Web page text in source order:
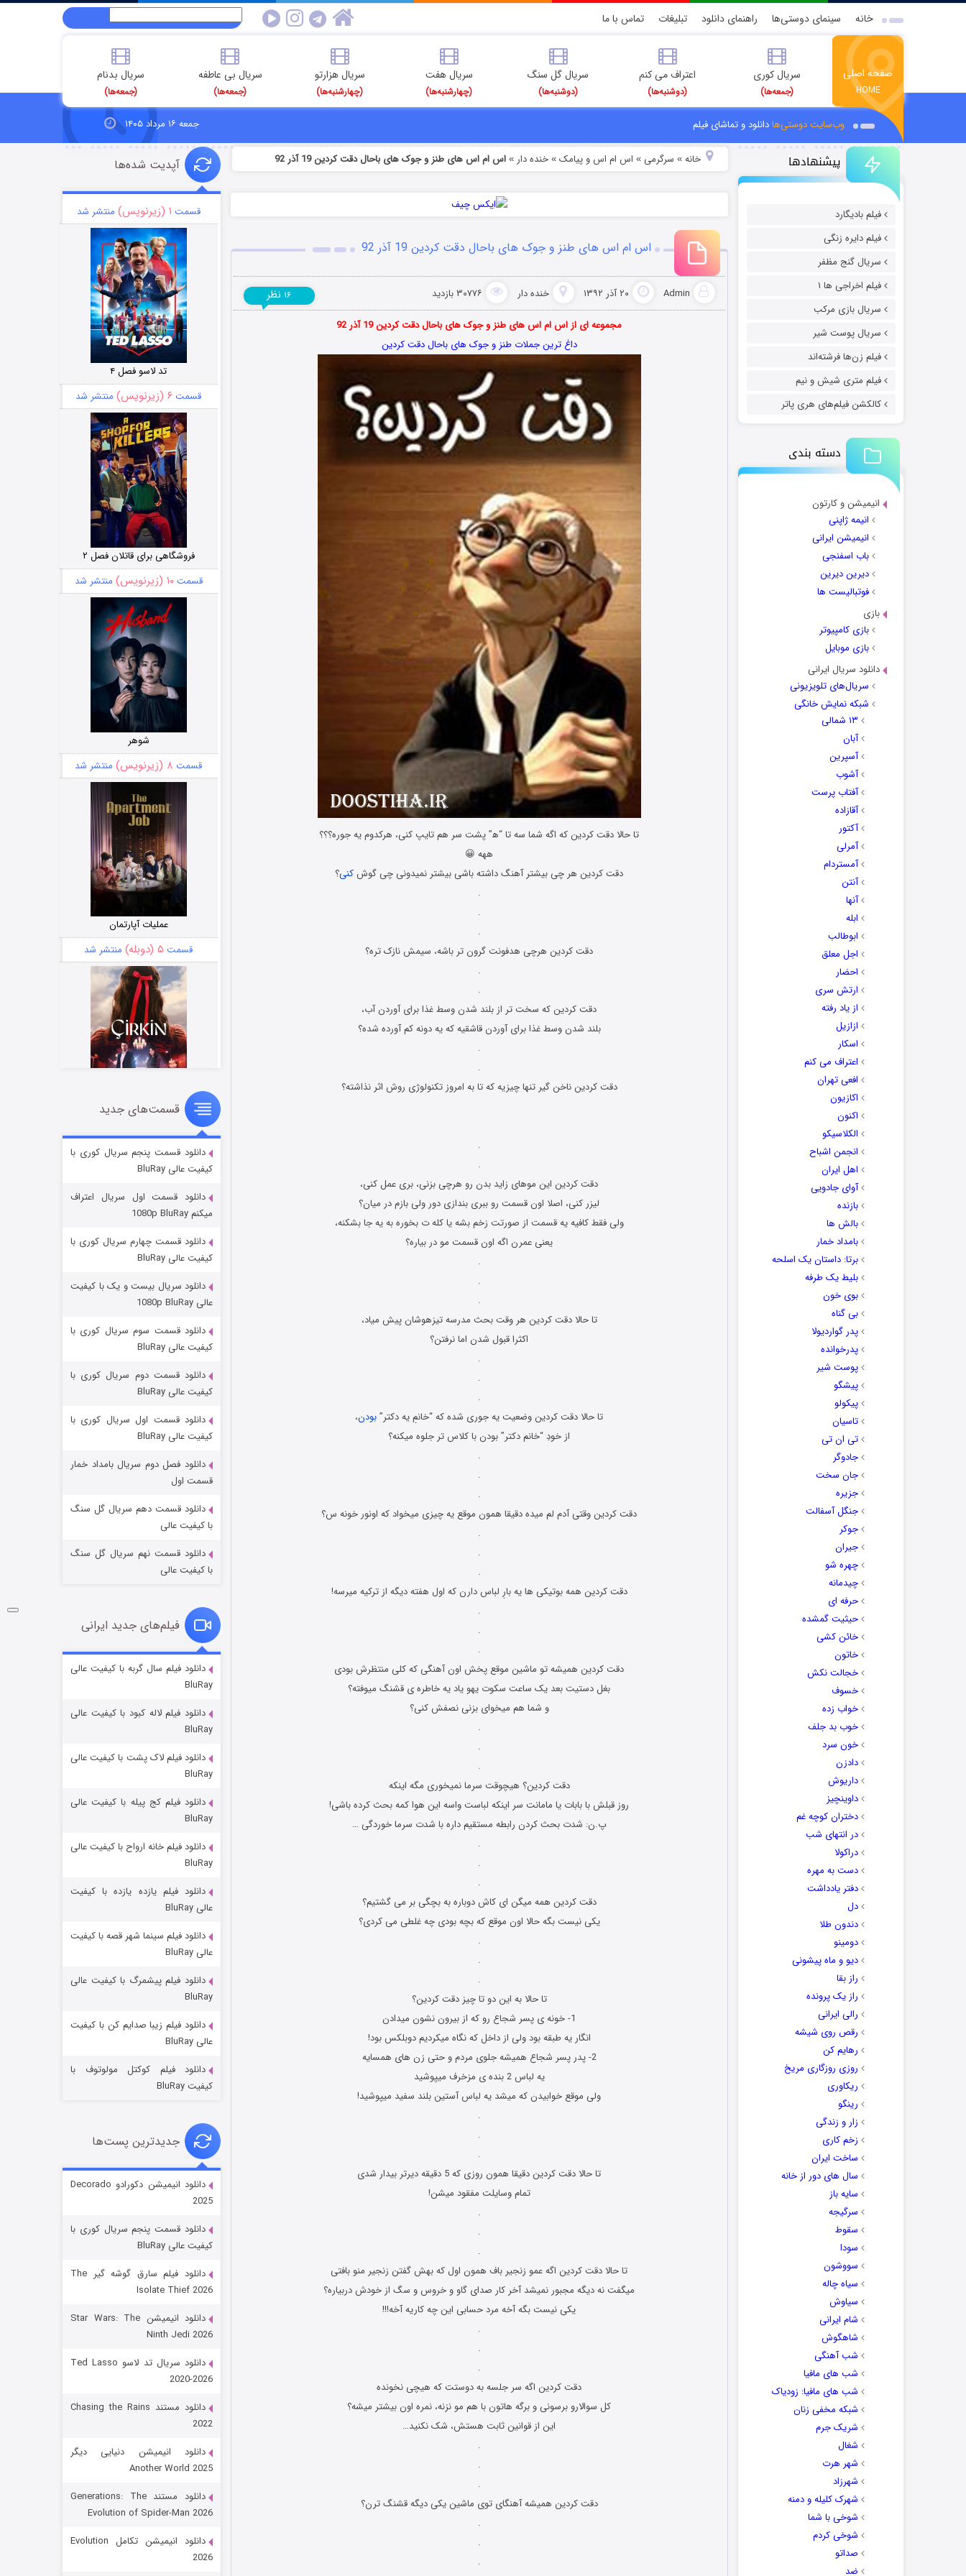
خانه سینمای دوستی‌ها راهنمای دانلود تبلیغات تماس با ما
صفحه اصلی
HOME
سریال کوری
(جمعه‌ها)
اعتراف می کنم
(دوشنبه‌ها)
سریال گل سنگ
(دوشنبه‌ها)
سریال هفت
(چهارشنبه‌ها)
سریال هزارتو
(چهارشنبه‌ها)
سریال بی عاطفه
(جمعه‌ها)
سریال بدنام
(جمعه‌ها)
وب‌سایت دوستی‌هادانلود و تماشای فیلم جمعه ۱۶ مرداد ۱۴۰۵
پیشنهادها
فیلم بادیگارد
فیلم دایره زنگی
سریال گنج مظفر
فیلم اخراجی ها ۱
سریال بازی مرکب
سریال پوست شیر
فیلم زن‌ها فرشته‌اند
فیلم متری شیش و نیم
کالکشن فیلم‌های هری پاتر
دسته بندی
انیمیشن و کارتون
انیمه ژاپنی
انیمیشن ایرانی
باب اسفنجی
دیرین دیرین
فوتبالیست ها
بازی
بازی کامپیوتر
بازی موبایل
دانلود سریال ایرانی
سریال‌های تلویزیونی
شبکه نمایش خانگی
۱۳ شمالی
آبان
آسپرین
آشوب
آفتاب پرست
آقازاده
آکتور
آمرلی
آمستردام
آنتن
آنها
ابله
ابوطالب
اجل معلق
احضار
ارتش سری
از یاد رفته
ازازیل
اسکار
اعتراف می کنم
افعی تهران
اکازیون
اکنون
الکلاسیکو
انجمن اشباح
اهل ایران
آوای جادویی
بازنده
بالش ها
بامداد خمار
برتا: داستان یک اسلحه
بلیط یک‌‌ طرفه
بوی خون
بی گناه
پدر گواردیولا
پدرخوانده
پوست شیر
پیشگو
پیکولو
تاسیان
تی ان تی
جادوگر
جان سخت
جزیره
جنگل آسفالت
جوکر
جیران
چهره شو
چیدمانه
حرفه ای
حیثیت گمشده
خائن کشی
خاتون
خجالت نکش
خسوف
خواب زده
خوب بد جلف
خون سرد
دادزن
داریوش
داوینچیز
دختران کوچه غم
در انتهای شب
دراکولا
دست به مهره
دفتر یادداشت
دل
دندون طلا
دومینو
دیو و ماه پیشونی
راز بقا
راز یک پرونده
رالی ایرانی
رقص روی شیشه
رهایم کن
روزی روزگاری مریخ
ریکاوری
رینگو
زار و زندگی
زخم کاری
ساخت ایران
سال های دور از خانه
سایه باز
سرگیجه
سقوط
سودا
سووشون
سیاه چاله
سیاوش
شام ایرانی
شاهگوش
شب آهنگی
شب های مافیا
شب های مافیا: زودیاک
شبکه مخفی زنان
شریک جرم
شغال
شهر هرت
شهرزاد
شهرک کلیله و دمنه
شوخی با شما
شوخی کردم
صداتو
ضد
خانه» سرگرمی » اس ام اس و پیامک» خنده دار » اس ام اس های طنز و جوک های باحال دقت کردین 19 آذر 92
اس ام اس های طنز و جوک های باحال دقت کردین 19 آذر 92
Admin ۲۰ آذر ۱۳۹۲ خنده دار ۳۰۷۷۶ بازدید ۱۶ نظر
مجموعه ای از اس ام اس های طنز و جوک های باحال دقت کردین 19 آذر 92
داغ ترین جملات طنز و جوک های باحال دقت کردین
تا حالا دقت کردین که اگه شما سه تا “ه‍” پشت سر هم تایپ کنی، هرکدوم یه جوره؟؟؟
ههه 😀
دقت کردین هر چی بیشتر آهنگ داشته باشی بیشتر نمیدونی چی گوش کنی؟
.
.
.
دقت کردین هرچی هدفونت گرون تر باشه، سیمش نازک تره؟
.
.
دقت کردین که ﺳﺨﺖ ﺗﺮ ﺍﺯ ﺑﻠﻨﺪ ﺷﺪﻥ ﻭﺳﻂ ﻏﺬﺍ ﺑﺮﺍﻯ ﺁﻭﺭﺩﻥ ﺁﺏ،
ﺑﻠﻨﺪ ﺷﺪﻥ ﻭﺳﻂ ﻏﺬﺍ ﺑﺮﺍﻯ ﺁﻭﺭﺩﻥ قاشقیه که یه دونه کم آورده شده؟
.
.
دقت کردین ناخن گیر تنها چیزیه که تا به امروز تکنولوژی روش اثر نذاشته؟
.
.
دقت کردین این موهای زاید بدن رو هرچی بزنی، بری عمل کنی،
لیزر کنی، اصلا اون قسمت رو ببری بندازی دور ولی بازم در میان؟
ولی فقط کافیه یه قسمت از صورتت زخم بشه یا کله ت بخوره به یه جا بشکنه،
یعنی عمرن اگه اون قسمت مو در بیاره؟
.
.
.
تا حالا دقت کردین هر وقت بحث مدرسه تیزهوشان پیش میاد،
اکثرا قبول شدن اما نرفتن؟
.
.
.
تا حالا دقت کردین وضعیت یه جوری شده که “خانمِ یه دکتر”بودن،
از خودِ “خانم دکتر” بودن با کلاس تر جلوه میکنه؟
.
.
.
دقت کردین وقتی آدم لم میده دقیقا همون موقع یه چیزی میخواد که اونور خونه س؟
.
.
.
دقت کردین همه بوتیکی ها یه بارِ لباس دارن که اول هفته دیگه از ترکیه میرسه!
.
.
.
دقت کردین همیشه تو ماشین موقع پخش اون آهنگى که کلى منتظرش بودى
بغل دستیت بعد یک ساعت سکوت یهو یاد یه خاطره ى قشنگ میوفته؟
و شما هم میخوای بزنی نصفش کنی؟
.
.
.
دقت کردین؟ ﻫﯿﭽﻮﻗﺖ ﺳﺮﻣﺎ ﻧﻤﯿﺨﻮﺭﯼ ﻣﮕﻪ ﺍﯾﻨﮑﻪ
ﺭﻭﺯ ﻗﺒﻠﺶ ﺑﺎ ﺑﺎﺑﺎﺕ یا ﻣﺎﻣﺎﻧﺖ ﺳﺮ ﺍﯾﻨﮑﻪ ﻟﺒﺎﺳﺖ ﻭﺍﺳﻪ ﺍﯾﻦ ﻫﻮﺍ ﮐﻤﻪ ﺑﺤﺚ ﮐﺮﺩﻩ ﺑﺎﺷﯽ!
ﭖ.ﻥ: ﺷﺪﺕ ﺑﺤﺚ ﮐﺮﺩﻥ ﺭﺍﺑﻄﻪ ﻣﺴﺘﻘﯿﻢ ﺩﺍﺭﻩ ﺑﺎ ﺷﺪﺕ ﺳﺮﻣﺎ ﺧﻮﺭﺩﮔﯽ …
.
.
.
دقت کردین همه میگن ای کاش دوباره به بچگی بر می گشتیم؟
یکی نیست بگه حالا اون موقع که بچه بودی چه غلطی می کردی؟
.
.
.
تا حالا به این دو تا چیز دقت کردین؟
1- خونه ی پسر شجاع رو که از بیرون نشون میدادن
انگار یه طبقه بود ولی از داخل که نگاه میکردیم دوبلکس بود!
2- پدر پسر شجاع همیشه جلوی مردم و حتی زن های همسایه
یه لباس 2 بنده ی مزخرف میپوشید
ولی موقع خوابیدن که میشد یه لباس آستین بلند سفید میپوشید!
.
.
.
تا حالا دقت کردین دقیقا همون روزی که 5 دقیقه دیرتر بیدار شدی
تمام وسایلت مفقود میشن!
.
.
.
تا حالا دقت کردین اگه عمو زنجیر باف همون اول که بهش گفتن زنجیر منو بافتی
میگفت نه دیگه مجبور نمیشد آخر کار صدای گاو و خروس و سگ از خودش دربیاره؟
یکی نیست بگه آخه مرد حسابی این چه کاریه آخه!!!
.
.
.
دقت کردین اگه سر جلسه به دوستت که هیچی نخونده
کل سوالارو برسونی و برگه هاتون با هم مو نزنه، نمره اون بیشتر میشه؟
این از قوانین ثابت هستش، شک نکنید…
.
.
.
دقت کردین همیشه آهنگای توی ماشین یکی دیگه قشنگ ترن؟
.
.
.
آپدیت شده‌ها
قسمت ۱ (زیرنویس) منتشر شد
تد لاسو فصل ۴
قسمت ۶ (زیرنویس) منتشر شد
فروشگاهی برای قاتلان فصل ۲
قسمت۱۰ (زیرنویس) منتشر شد
شوهر
قسمت ۸ (زیرنویس) منتشر شد
عملیات آپارتمان
قسمت ۵ (دوبله) منتشر شد
سریال زشت
قسمت۲ (زیرنویس) منتشر شد
مردگان متحرک: شهر مرده ۳
شکست استوارت در نجات جهان
قسمت ۷ (زیرنویس) منتشر شد
شوگر فصل ۲
قسمت
خاندان اژدها فصل ۳
جادوگری در مغولستان
قسمت ۶ (زیرنویس)
رویایی برای تو
قسمت
قسمت‌های جدید
دانلود قسمت پنجم سریال کوری با
کیفیت عالی BluRay
دانلود قسمت اول سریال اعتراف
میکنم 1080p BluRay
دانلود قسمت چهارم سریال کوری با
کیفیت عالی BluRay
دانلود سریال بیست و یک با کیفیت
عالی 1080p BluRay
دانلود قسمت سوم سریال کوری با
کیفیت عالی BluRay
دانلود قسمت دوم سریال کوری با
کیفیت عالی BluRay
دانلود قسمت اول سریال کوری با
کیفیت عالی BluRay
دانلود فصل دوم سریال بامداد خمار
قسمت اول
دانلود قسمت دهم سریال گل سنگ
با کیفیت عالی
دانلود قسمت نهم سریال گل سنگ
با کیفیت عالی
فیلم‌های جدید ایرانی
دانلود فیلم سال گربه با کیفیت عالی
BluRay
دانلود فیلم لاله کبود با کیفیت عالی
BluRay
دانلود فیلم لاک پشت با کیفیت عالی
BluRay
دانلود فیلم کج‌ پیله با کیفیت عالی
BluRay
دانلود فیلم خانه ارواح با کیفیت عالی
BluRay
دانلود فیلم یازده یازده با کیفیت
عالی BluRay
دانلود فیلم سینما شهر قصه با کیفیت
عالی BluRay
دانلود فیلم پیشمرگ با کیفیت عالی
BluRay
دانلود فیلم زیبا صدایم کن با کیفیت
عالی BluRay
دانلود فیلم کوکتل مولوتوف با
کیفیت BluRay
جدیدترین پست‌ها
دانلود انیمیشن دکورادو Decorado
2025
دانلود قسمت پنجم سریال کوری با
کیفیت عالی BluRay
دانلود فیلم سارق گوشه گیر The
Isolate Thief 2026
دانلود انیمیشن Star Wars: The
Ninth Jedi 2026
دانلود سریال تد لاسو Ted Lasso
2020-2026
دانلود مستند Chasing the Rains
2022
دانلود انیمیشن دنیایی دیگر
Another World 2025
دانلود مستند Generations: The
Evolution of Spider-Man 2026
دانلود انیمیشن تکامل Evolution
2026